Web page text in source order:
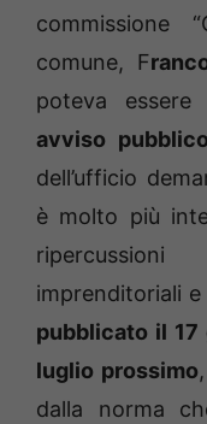
commissione
comune, F
poteva essere
avviso
dell’ufficio
è molto più
imprenditoriali
pubblicato il 17
luglio prossimo
dalla norma